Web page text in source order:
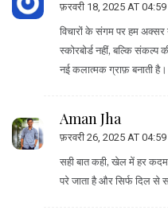
फ़रवरी 18, 2025 AT 04:59
विचारों के संगम पर हम अक्सर
स्कोरबोर्ड नहीं, बल्कि संकल्प
नई कलात्मक ग्राफ़ बनाती है।
Aman Jha
फ़रवरी 26, 2025 AT 04:59
सही बात कही, खेल में हर
परे जाता है और सिर्फ दिल से